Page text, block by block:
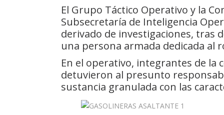
El Grupo Táctico Operativo y la
Subsecretaría de Inteligencia
derivado de investigaciones, tras
una persona armada dedicada al
En el operativo, integrantes de la
detuvieron al presunto
sustancia granulada con las